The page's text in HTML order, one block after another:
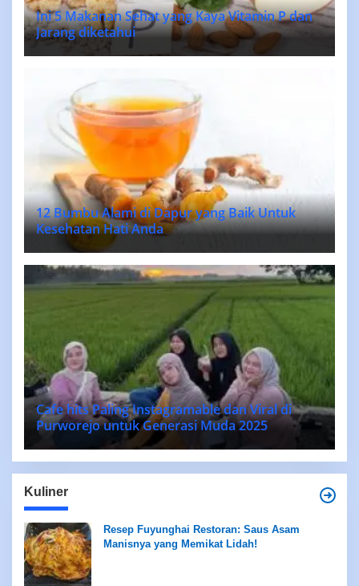
Ini 5 Makanan Sehat yang Kaya Vitamin P dan
Jarang diketahui
12 Bumbu Alami di Dapur yang Baik Untuk
Kesehatan Hati Anda
Cafe hits Paling Instagramable dan Viral di
Purworejo untuk Generasi Muda 2025
Kuliner
Resep Fuyunghai Restoran: Saus Asam
Manisnya yang Memikat Lidah!